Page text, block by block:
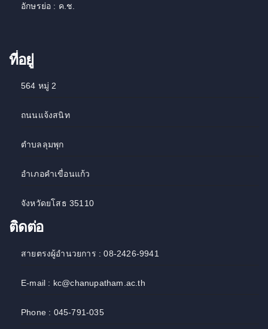
อักษรย่อ : ค.ช.
ที่อยู่
564 หมู่ 2
ถนนแจ้งสนิท
ตำบลลุมพุก
อำเภอคำเขื่อนแก้ว
จังหวัดยโสธ 35110
ติดต่อ
สายตรงผู้อำนวยการ : 08-2426-9941
E-mail : kc@chanupatham.ac.th
Phone : 045-791-035